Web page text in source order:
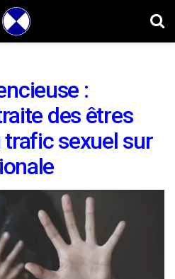
:
des êtres
sexuel sur